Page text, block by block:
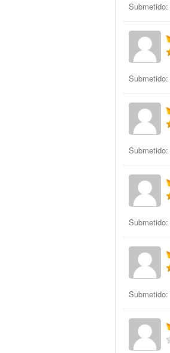
Submetido:
Submetido:
Submetido:
Submetido:
Submetido: